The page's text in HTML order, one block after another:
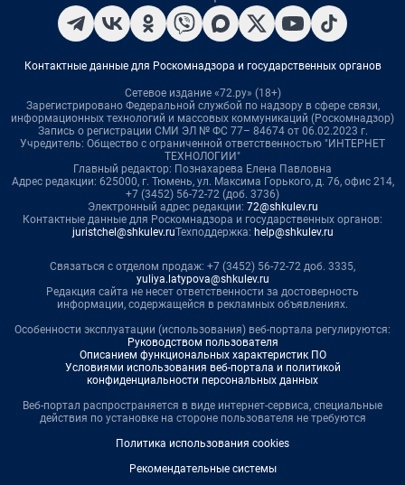
Контактные данные для Роскомнадзора и государственных органов
Сетевое издание «72.ру» (18+)
Зарегистрировано Федеральной службой по надзору в сфере связи,
информационных технологий и массовых коммуникаций (Роскомнадзор)
Запись о регистрации СМИ ЭЛ № ФС 77– 84674 от 06.02.2023 г.
Учредитель: Общество с ограниченной ответственностью "ИНТЕРНЕТ
ТЕХНОЛОГИИ"
Главный редактор: Познахарева Елена Павловна
Адрес редакции: 625000, г. Тюмень, ул. Максима Горького, д. 76, офис 214,
+7 (3452) 56-72-72 (доб. 3736)
Электронный адрес редакции: 72@shkulev.ru
Контактные данные для Роскомнадзора и государственных органов:
juristchel@shkulev.ruТехподдержка: help@shkulev.ru
Связаться с отделом продаж: +7 (3452) 56-72-72 доб. 3335,
yuliya.latypova@shkulev.ru
Редакция сайта не несет ответственности за достоверность
информации, содержащейся в рекламных объявлениях.
Особенности эксплуатации (использования) веб-портала регулируются:
Руководством пользователя
Описанием функциональных характеристик ПО
Условиями использования веб-портала и политикой
конфиденциальности персональных данных
Веб-портал распространяется в виде интернет-сервиса, специальные
действия по установке на стороне пользователя не требуются
Политика использования cookies
Рекомендательные системы